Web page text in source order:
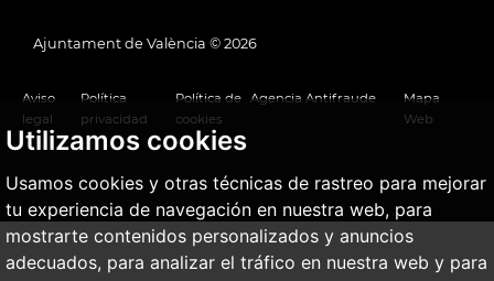
Utilizamos cookies
Usamos cookies y otras técnicas de rastreo para mejorar
tu experiencia de navegación en nuestra web, para
mostrarte contenidos personalizados y anuncios
adecuados, para analizar el tráfico en nuestra web y para
Ajuntament de València © 2026
Aviso
legal
Política
privacidad
Política de
cookies
Agencia Antifraude
Mapa
Web